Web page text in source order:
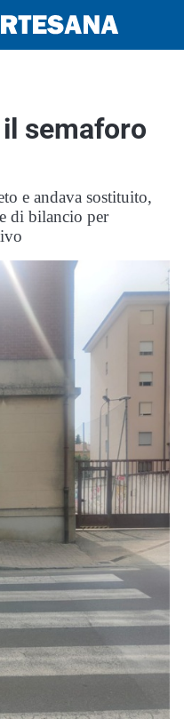
semaforo
e andava sostituito,
di bilancio per